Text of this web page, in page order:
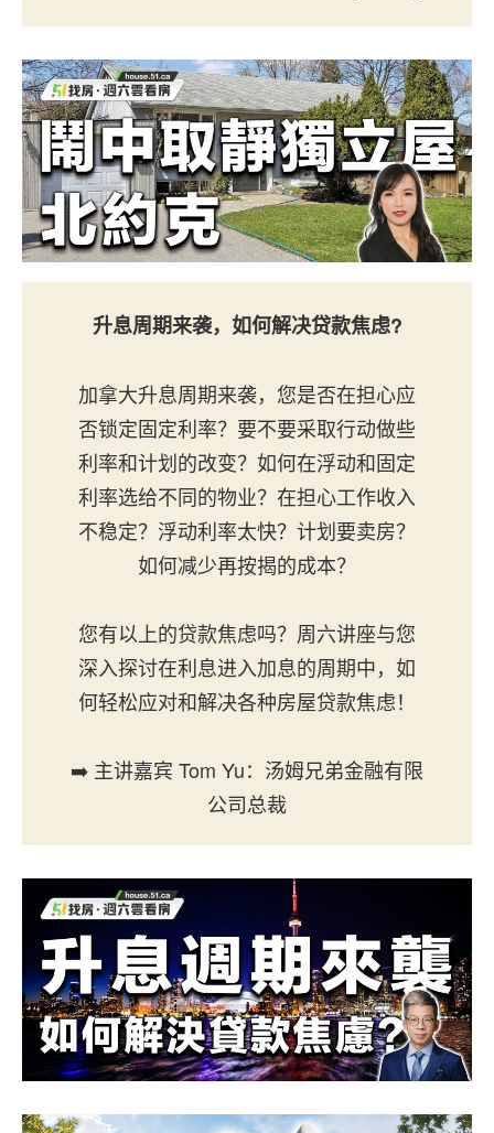
升息周期来袭，如何解决贷款焦虑?
加拿大升息周期来袭，您是否在担心应
否锁定固定利率？要不要采取行动做些
利率和计划的改变？如何在浮动和固定
利率选给不同的物业？在担心工作收入
不稳定？浮动利率太快？计划要卖房？
如何减少再按揭的成本？
您有以上的贷款焦虑吗？周六讲座与您
深入探讨在利息进入加息的周期中，如
何轻松应对和解决各种房屋贷款焦虑！
➡️ 主讲嘉宾 Tom Yu：汤姆兄弟金融有限
公司总裁